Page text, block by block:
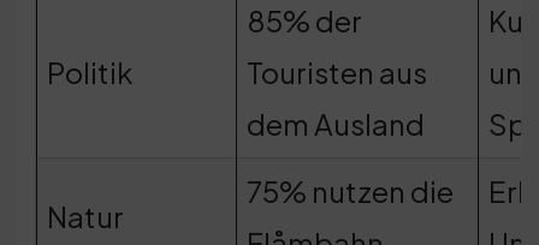
Politik
85% der
Touristen aus
dem Ausland
Natur
75% nutzen die